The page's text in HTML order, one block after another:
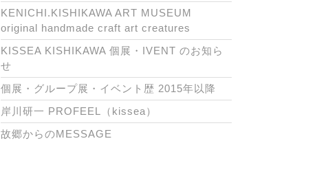
KENICHI.KISHIKAWA ART MUSEUM
original handmade craft art creatures
KISSEA KISHIKAWA 個展・IVENT のお知ら
せ
個展・グループ展・イベント歴 2015年以降
岸川研一 PROFEEL（kissea）
故郷からのMESSAGE